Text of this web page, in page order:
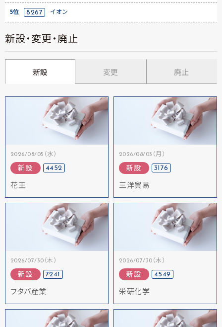
5位 8267 イオン
新設・変更・廃止
新設 変更 廃止
2026/08/05（水）
新設 4452
花王
2026/08/03（月）
新設 3176
三洋貿易
2026/07/30（木）
新設 7241
フタバ産業
2026/07/30（木）
新設 4549
栄研化学